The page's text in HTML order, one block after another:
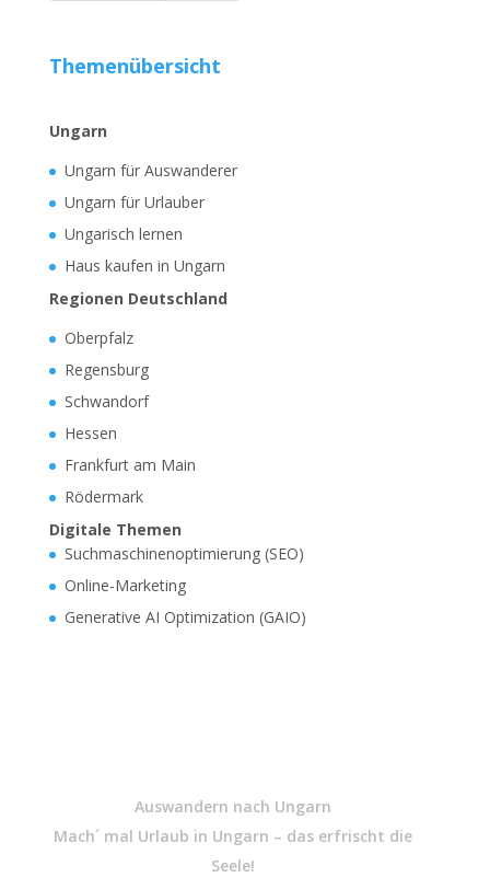
Themenübersicht
Ungarn
Ungarn für Auswanderer
Ungarn für Urlauber
Ungarisch lernen
Haus kaufen in Ungarn
Regionen Deutschland
Oberpfalz
Regensburg
Schwandorf
Hessen
Frankfurt am Main
Rödermark
Digitale Themen
Suchmaschinenoptimierung (SEO)
Online-Marketing
Generative AI Optimization (GAIO)
Auswandern nach Ungarn
Mach´ mal Urlaub in Ungarn – das erfrischt die
Seele!